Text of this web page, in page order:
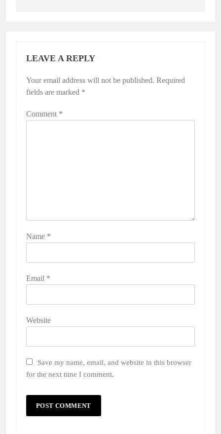
LEAVE A REPLY
Your email address will not be published. Required
fields are marked *
Comment *
Name *
Email *
Website
Save my name, email, and website in this browser
for the next time I comment.